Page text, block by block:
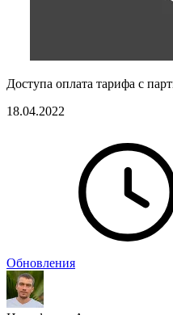
Доступа оплата тарифа с
18.04.2022
Обновления